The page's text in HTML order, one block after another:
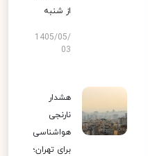
از شنبه
1405/05/
03
هشدار
نارنجی
هواشناسی
برای تهران؛